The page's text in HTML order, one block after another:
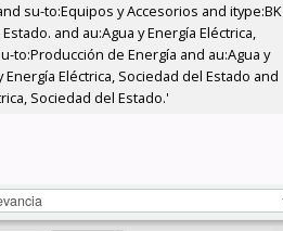
su-to:Equipos y Accesorios and itype:BK
and au:Agua y Energía Eléctrica,
to:Producción de Energía and au:Agua y
Eléctrica, Sociedad del Estado and
Sociedad del Estado.'